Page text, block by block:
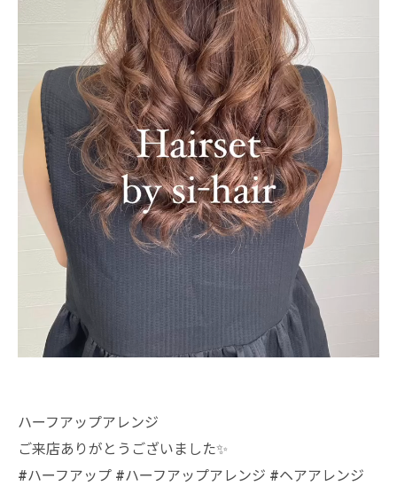
ハーフアップアレンジ
ご来店ありがとうございました✨
#ハーフアップ #ハーフアップアレンジ #ヘアアレンジ